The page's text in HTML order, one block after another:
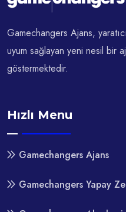
Gamechangers Ajans,
uyum sağlayan yeni nesil bir
göstermektedir.
Hızlı Menu
Gamechangers Ajans
Gamechangers Yapay